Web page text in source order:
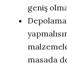
geniş
masada